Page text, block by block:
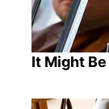
It Might